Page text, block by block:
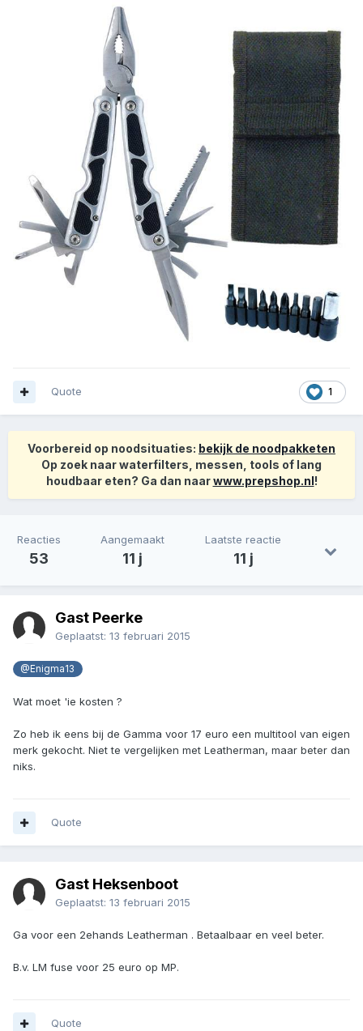
1
Quote
Voorbereid op noodsituaties: bekijk de noodpakketen
Op zoek naar waterfilters, messen, tools of lang
houdbaar eten? Ga dan naarwww.prepshop.nl!
Reacties
53
Aangemaakt
11 j
Laatste reactie
11 j
Gast Peerke
Geplaatst: 13 februari 2015
@Enigma13
Wat moet 'ie kosten ?
Zo heb ik eens bij de Gamma voor 17 euro een multitool van eigen
merk gekocht. Niet te vergelijken met Leatherman, maar beter dan
niks.
Quote
Gast Heksenboot
Geplaatst: 13 februari 2015
Ga voor een 2ehands Leatherman . Betaalbaar en veel beter.
B.v. LM fuse voor 25 euro op MP.
Quote